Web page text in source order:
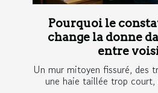
Pourquoi le
change la donne
entre
Un mur mitoyen fissuré, des
une haie taillée trop